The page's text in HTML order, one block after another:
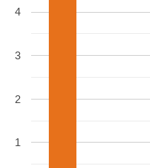
1
2
3
4